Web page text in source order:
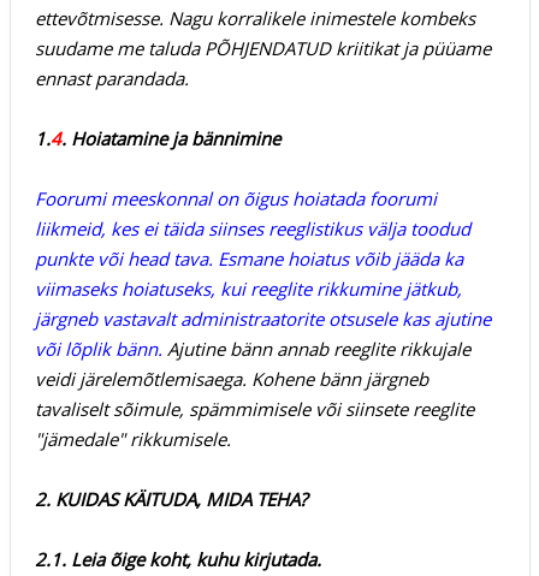
ettevõtmisesse. Nagu korralikele inimestele kombeks
suudame me taluda PÕHJENDATUD kriitikat ja püüame
ennast parandada.
1.4. Hoiatamine ja bännimine
Foorumi meeskonnal on õigus hoiatada foorumi
liikmeid, kes ei täida siinses reeglistikus välja toodud
punkte või head tava. Esmane hoiatus võib jääda ka
viimaseks hoiatuseks, kui reeglite rikkumine jätkub,
järgneb vastavalt administraatorite otsusele kas ajutine
või lõplik bänn. Ajutine bänn annab reeglite rikkujale
veidi järelemõtlemisaega. Kohene bänn järgneb
tavaliselt sõimule, spämmimisele või siinsete reeglite
"jämedale" rikkumisele.
2. KUIDAS KÄITUDA, MIDA TEHA?
2.1. Leia õige koht, kuhu kirjutada.